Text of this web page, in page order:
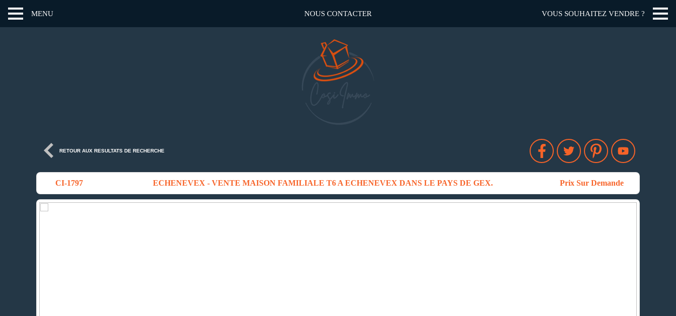
MENU NOUS CONTACTER VOUS SOUHAITEZ VENDRE ?
RETOUR AUX RESULTATS DE RECHERCHE
CI-1797 ECHENEVEX - VENTE MAISON FAMILIALE T6 A ECHENEVEX DANS LE PAYS DE GEX. Prix Sur Demande